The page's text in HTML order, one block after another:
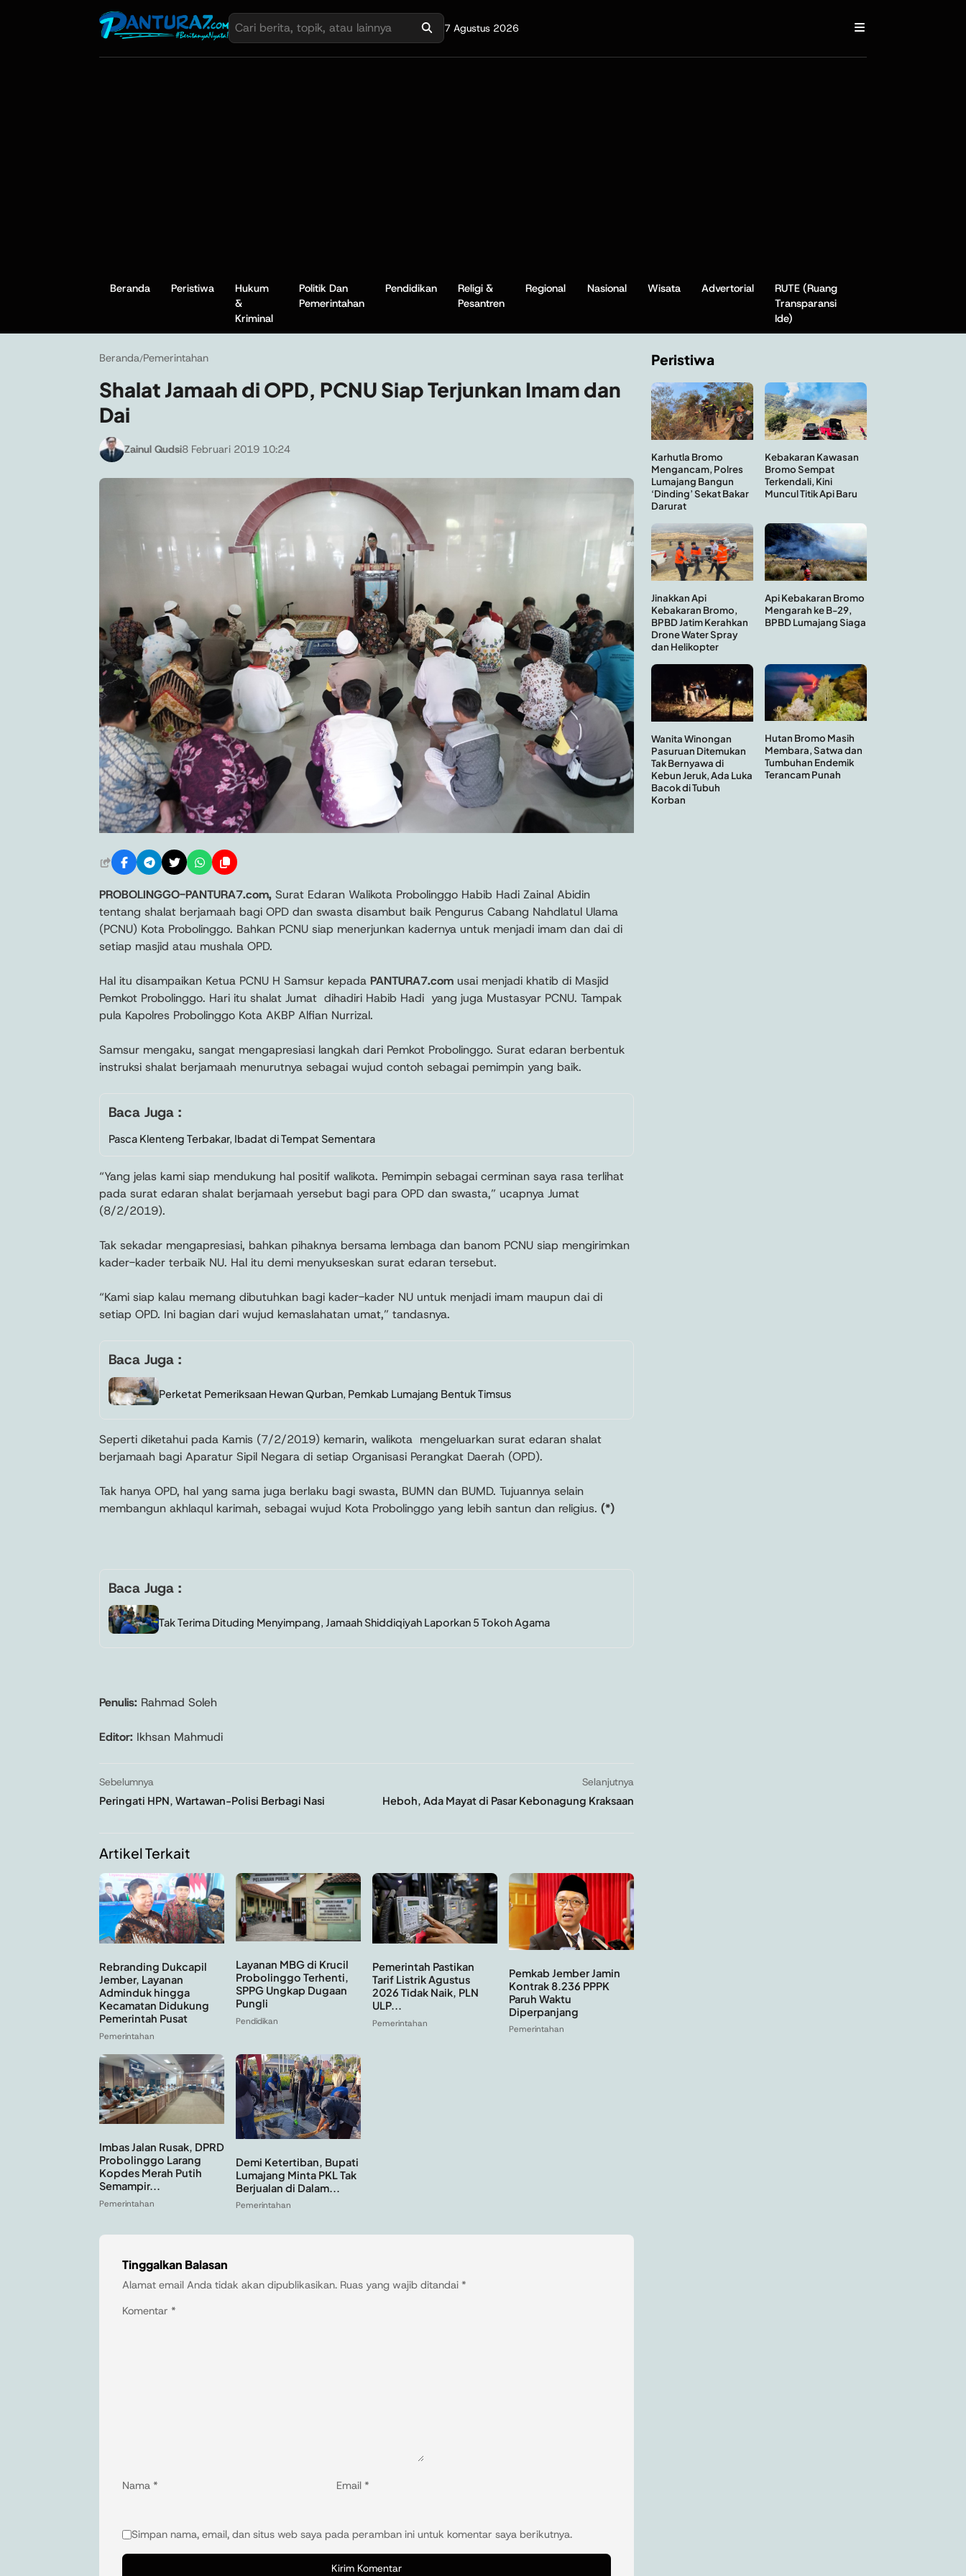
7 Agustus 2026
Beranda Peristiwa
Hukum
&
Kriminal
Politik Dan
Pemerintahan
Pendidikan
Religi &
Pesantren
Regional Nasional Wisata Advertorial
RUTE (Ruang
Transparansi
Ide)
Beranda/Pemerintahan
Shalat Jamaah di OPD, PCNU Siap Terjunkan Imam dan
Dai
Zainul Qudsi8 Februari 2019 10:24
PROBOLINGGO-PANTURA7.com, Surat Edaran Walikota Probolinggo Habib Hadi Zainal Abidin
tentang shalat berjamaah bagi OPD dan swasta disambut baik Pengurus Cabang Nahdlatul Ulama
(PCNU) Kota Probolinggo. Bahkan PCNU siap menerjunkan kadernya untuk menjadi imam dan dai di
setiap masjid atau mushala OPD.
Hal itu disampaikan Ketua PCNU H Samsur kepada PANTURA7.com usai menjadi khatib di Masjid
Pemkot Probolinggo. Hari itu shalat Jumat dihadiri Habib Hadi yang juga Mustasyar PCNU. Tampak
pula Kapolres Probolinggo Kota AKBP Alfian Nurrizal.
Samsur mengaku, sangat mengapresiasi langkah dari Pemkot Probolinggo. Surat edaran berbentuk
instruksi shalat berjamaah menurutnya sebagai wujud contoh sebagai pemimpin yang baik.
Baca Juga :
Pasca Klenteng Terbakar, Ibadat di Tempat Sementara
“Yang jelas kami siap mendukung hal positif walikota. Pemimpin sebagai cerminan saya rasa terlihat
pada surat edaran shalat berjamaah yersebut bagi para OPD dan swasta,” ucapnya Jumat
(8/2/2019).
Tak sekadar mengapresiasi, bahkan pihaknya bersama lembaga dan banom PCNU siap mengirimkan
kader-kader terbaik NU. Hal itu demi menyukseskan surat edaran tersebut.
“Kami siap kalau memang dibutuhkan bagi kader-kader NU untuk menjadi imam maupun dai di
setiap OPD. Ini bagian dari wujud kemaslahatan umat,” tandasnya.
Baca Juga :
Perketat Pemeriksaan Hewan Qurban, Pemkab Lumajang Bentuk Timsus
Seperti diketahui pada Kamis (7/2/2019) kemarin, walikota mengeluarkan surat edaran shalat
berjamaah bagi Aparatur Sipil Negara di setiap Organisasi Perangkat Daerah (OPD).
Tak hanya OPD, hal yang sama juga berlaku bagi swasta, BUMN dan BUMD. Tujuannya selain
membangun akhlaqul karimah, sebagai wujud Kota Probolinggo yang lebih santun dan religius. (*)
Baca Juga :
Tak Terima Dituding Menyimpang, Jamaah Shiddiqiyah Laporkan 5 Tokoh Agama
Penulis: Rahmad Soleh
Editor: Ikhsan Mahmudi
Sebelumnya
Peringati HPN, Wartawan-Polisi Berbagi Nasi
Selanjutnya
Heboh, Ada Mayat di Pasar Kebonagung Kraksaan
Artikel Terkait
Rebranding Dukcapil
Jember, Layanan
Adminduk hingga
Kecamatan Didukung
Pemerintah Pusat
Pemerintahan
Layanan MBG di Krucil
Probolinggo Terhenti,
SPPG Ungkap Dugaan
Pungli
Pendidikan
Pemerintah Pastikan
Tarif Listrik Agustus
2026 Tidak Naik, PLN
ULP...
Pemerintahan
Pemkab Jember Jamin
Kontrak 8.236 PPPK
Paruh Waktu
Diperpanjang
Pemerintahan
Imbas Jalan Rusak, DPRD
Probolinggo Larang
Kopdes Merah Putih
Semampir...
Pemerintahan
Demi Ketertiban, Bupati
Lumajang Minta PKL Tak
Berjualan di Dalam...
Pemerintahan
Tinggalkan Balasan
Alamat email Anda tidak akan dipublikasikan. Ruas yang wajib ditandai *
Komentar *
Nama * Email *
Simpan nama, email, dan situs web saya pada peramban ini untuk komentar saya berikutnya.
Peristiwa
Karhutla Bromo
Mengancam, Polres
Lumajang Bangun
‘Dinding’ Sekat Bakar
Darurat
Kebakaran Kawasan
Bromo Sempat
Terkendali, Kini
Muncul Titik Api Baru
Jinakkan Api
Kebakaran Bromo,
BPBD Jatim Kerahkan
Drone Water Spray
dan Helikopter
Api Kebakaran Bromo
Mengarah ke B-29,
BPBD Lumajang Siaga
Wanita Winongan
Pasuruan Ditemukan
Tak Bernyawa di
Kebun Jeruk, Ada Luka
Bacok di Tubuh
Korban
Hutan Bromo Masih
Membara, Satwa dan
Tumbuhan Endemik
Terancam Punah